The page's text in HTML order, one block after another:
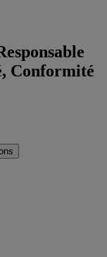
Conformité